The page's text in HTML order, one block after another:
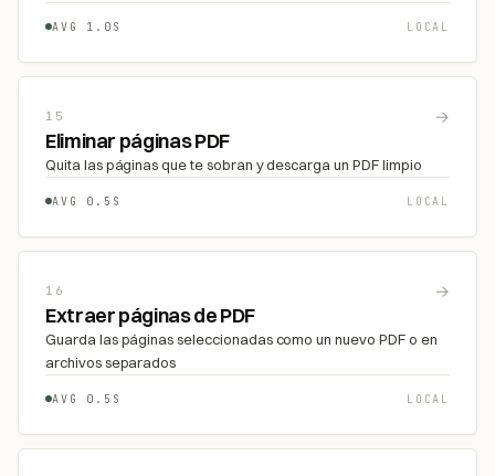
AVG 1.0S LOCAL
15 →
Eliminar páginas PDF
Quita las páginas que te sobran y descarga un PDF limpio
AVG 0.5S LOCAL
16 →
Extraer páginas de PDF
Guarda las páginas seleccionadas como un nuevo PDF o en
archivos separados
AVG 0.5S LOCAL